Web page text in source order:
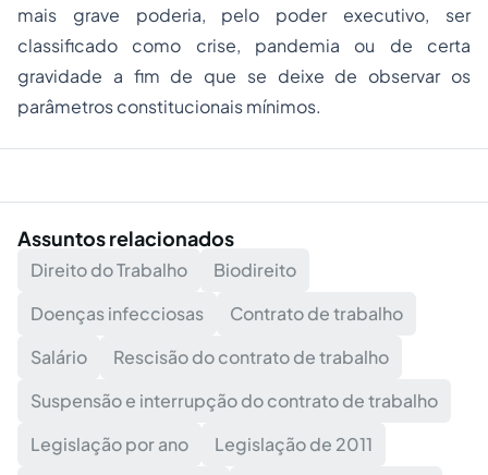
mais grave poderia, pelo poder executivo, ser
classificado como crise, pandemia ou de certa
gravidade a fim de que se deixe de observar os
parâmetros constitucionais mínimos.
Assuntos relacionados
Direito do Trabalho
Biodireito
Doenças infecciosas
Contrato de trabalho
Salário
Rescisão do contrato de trabalho
Suspensão e interrupção do contrato de trabalho
Legislação por ano
Legislação de 2011